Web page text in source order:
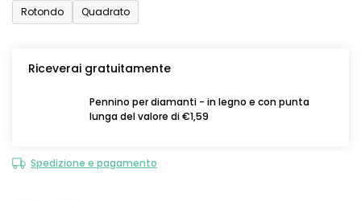
Rotondo
Quadrato
Riceverai gratuitamente
Pennino per diamanti - in legno e con punta
lunga del valore di €1,59
Spedizione e pagamento